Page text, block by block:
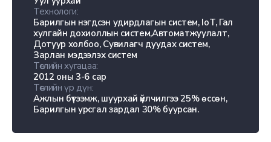
Технологи:
Барилгын нэгдсэн удирдлагын систем, IoT, Гал
хулгайн дохиоллын систем,Автоматжуулалт,
Дотуур холбоо, Сувилагч дуудах систем,
Зарлан мэдээлэх систем
Төслийн хугацаа:
2012 оны 3-6 сар
Төслийн үр дүн:
Ажлын бүтээмж, шуурхай үйлчилгээ 25% өссөн,
Барилгын урсгал зардал 30% буурсан.